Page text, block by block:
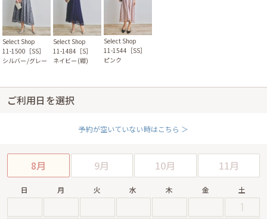
Select Shop
11-1500［SS］
シルバー/グレー
Select Shop
11-1484［S］
ネイビー(紺)
Select Shop
11-1544［SS］
ピンク
ご利用日を選択
予約が空いていない時はこちら ＞
8月 9月 10月 11月
日 月 火 水 木 金 土
1